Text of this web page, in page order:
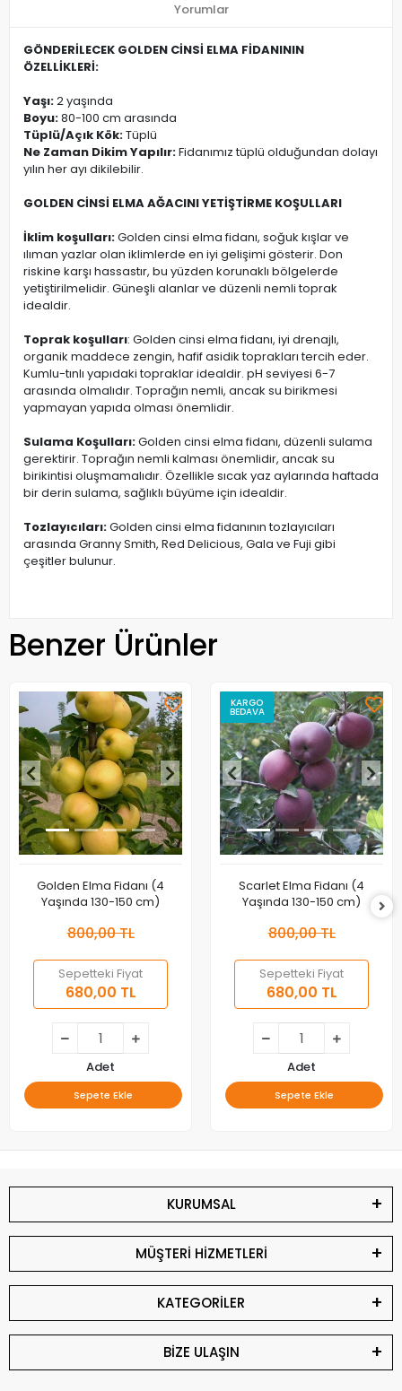
Yorumlar
GÖNDERİLECEK GOLDEN CİNSİ ELMA FİDANININ
ÖZELLİKLERİ:
Yaşı:2 yaşında
Boyu:80-100 cm arasında
Tüplü/Açık Kök:Tüplü
Ne Zaman Dikim Yapılır:Fidanımız tüplü olduğundan dolayı
yılın her ayı dikilebilir.
GOLDEN CİNSİ ELMA AĞACINI YETİŞTİRME KOŞULLARI
İklim koşulları:Golden cinsi elma fidanı, soğuk kışlar ve
ılıman yazlar olan iklimlerde en iyi gelişimi gösterir. Don
riskine karşı hassastır, bu yüzden korunaklı bölgelerde
yetiştirilmelidir. Güneşli alanlar ve düzenli nemli toprak
idealdir.
Toprak koşulları: Golden cinsi elma fidanı, iyi drenajlı,
organik maddece zengin, hafif asidik toprakları tercih eder.
Kumlu-tınlı yapıdaki topraklar idealdir. pH seviyesi 6-7
arasında olmalıdır. Toprağın nemli, ancak su birikmesi
yapmayan yapıda olması önemlidir.
Sulama Koşulları:Golden cinsi elma fidanı, düzenli sulama
gerektirir. Toprağın nemli kalması önemlidir, ancak su
birikintisi oluşmamalıdır. Özellikle sıcak yaz aylarında haftada
bir derin sulama, sağlıklı büyüme için idealdir.
Tozlayıcıları:Golden cinsi elma fidanının tozlayıcıları
arasında Granny Smith, Red Delicious, Gala ve Fuji gibi
çeşitler bulunur.
Benzer Ürünler
Golden Elma Fidanı (4
Yaşında 130-150 cm)
800,00 TL
Sepetteki Fiyat
680,00 TL
Adet
Sepete Ekle
KARGO
BEDAVA
Scarlet Elma Fidanı (4
Yaşında 130-150 cm)
800,00 TL
Sepetteki Fiyat
680,00 TL
Adet
Sepete Ekle
KURUMSAL
MÜŞTERİ HİZMETLERİ
KATEGORİLER
BİZE ULAŞIN